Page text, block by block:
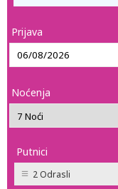
Prijava
Noćenja
Putnici
2 Odrasli